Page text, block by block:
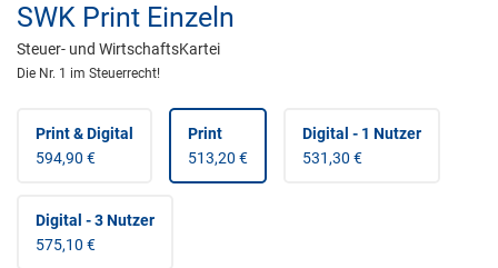
SWK Print Einzeln
Steuer- und WirtschaftsKartei
Die Nr. 1 im Steuerrecht!
Print & Digital
594,90 €
Print
513,20 €
Digital - 1 Nutzer
531,30 €
Digital - 3 Nutzer
575,10 €